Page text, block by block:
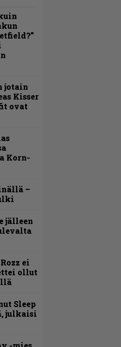
jotain
Kisser
ovat
Korn-
–
jälleen
ei
ollut
Sleep
julkaisi